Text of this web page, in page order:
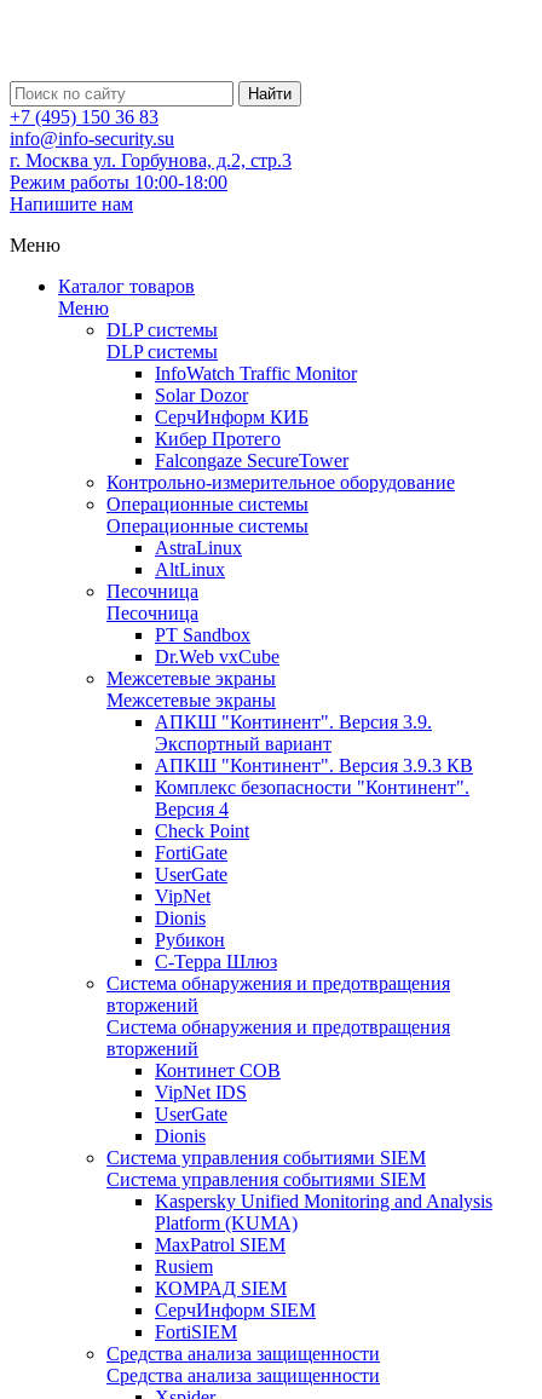
Найти
+7 (495) 150 36 83
info@info-security.su
г. Москва ул. Горбунова, д.2, стр.3
Режим работы 10:00-18:00
Напишите нам
Меню
Каталог товаров
Меню
DLP системы
DLP системы
InfoWatch Traffic Monitor
Solar Dozor
СерчИнформ КИБ
Кибер Протего
Falcongaze SecureTower
Контрольно-измерительное оборудование
Операционные системы
Операционные системы
AstraLinux
AltLinux
Песочница
Песочница
PT Sandbox
Dr.Web vxCube
Межсетевые экраны
Межсетевые экраны
АПКШ "Континент". Версия 3.9.
Экспортный вариант
АПКШ "Континент". Версия 3.9.3 КВ
Комплекс безопасности "Континент".
Версия 4
Check Point
FortiGate
UserGate
VipNet
Dionis
Рубикон
С-Терра Шлюз
Система обнаружения и предотвращения
вторжений
Система обнаружения и предотвращения
вторжений
Континет СОВ
VipNet IDS
UserGate
Dionis
Система управления событиями SIEM
Система управления событиями SIEM
Kaspersky Unified Monitoring and Analysis
Platform (KUMA)
MaxPatrol SIEM
Rusiem
КОМРАД SIEM
СерчИнформ SIEM
FortiSIEM
Средства анализа защищенности
Средства анализа защищенности